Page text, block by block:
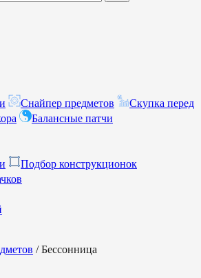
Снайпер предметов
Скупка перед
Балансные патчи
Подбор конструкционок
/ Бессонница